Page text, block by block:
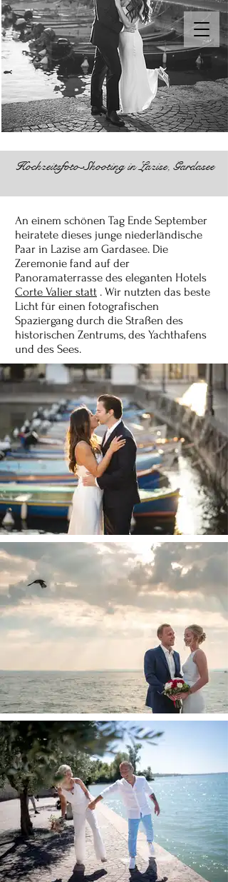
Hochzeitsfoto-Shooting in Lazise, Gardasee
An einem schönen Tag Ende September
heiratete dieses junge niederländische
Paar in Lazise am Gardasee. Die
Zeremonie fand auf der
Panoramaterrasse des eleganten Hotels
Corte Valier statt . Wir nutzten das beste
Licht für einen fotografischen
Spaziergang durch die Straßen des
historischen Zentrums, des Yachthafens
und des Sees.